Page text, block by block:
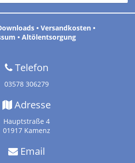
• Versandkosten•
• Altölentsorgung
Telefon
03578 306279
Adresse
Hauptstraße 4
01917 Kamenz
Email